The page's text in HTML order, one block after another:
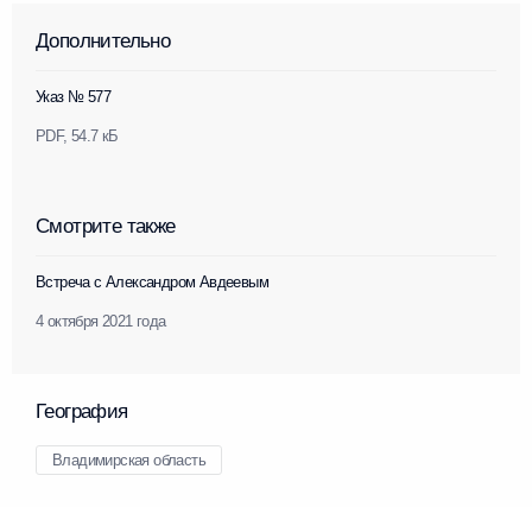
Дополнительно
Указ № 577
PDF, 54.7 кБ
Смотрите также
Встреча с Александром Авдеевым
4 октября 2021 года
География
Владимирская область